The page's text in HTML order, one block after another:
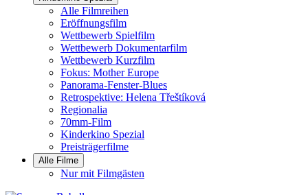
Alle Filmreihen
Eröffnungsfilm
Wettbewerb Spielfilm
Wettbewerb Dokumentarfilm
Wettbewerb Kurzfilm
Fokus: Mother Europe
Panorama-Fenster-Blues
Retrospektive: Helena Třeštíková
Regionalia
70mm-Film
Kinderkino Spezial
Preisträgerfilme
Alle Filme
Nur mit Filmgästen